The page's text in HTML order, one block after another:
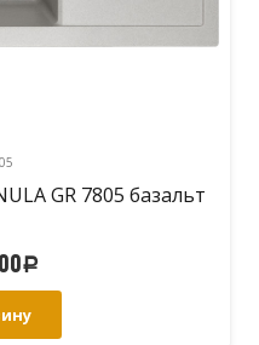
GR 7805 базальт
Р